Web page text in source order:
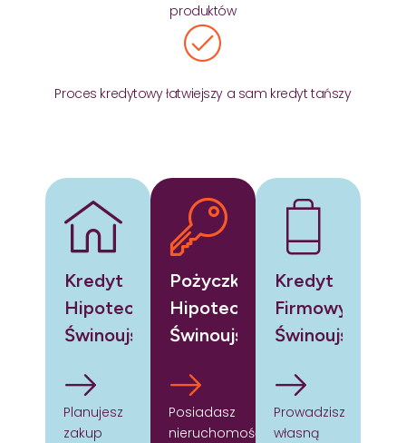
produktów
Proces kredytowy łatwiejszy a sam kredyt tańszy
Kredyt
Hipoteczny
Świnoujście
Planujesz
zakup
Pożyczka
Hipoteczna
Świnoujście
Posiadasz
nieruchomość
Kredyt
Firmowy
Świnoujście
Prowadzisz
własną